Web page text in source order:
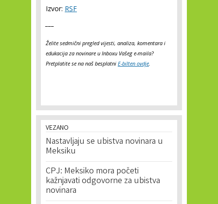
Izvor: RSF
Želite sedmični pregled vijesti, analiza, komentara i
edukacija za novinare u Inboxu Vašeg e-maila?
Pretplatite se na naš besplatni E-bilten ovdje.
VEZANO
Nastavljaju se ubistva novinara u
Meksiku
CPJ: Meksiko mora početi
kažnjavati odgovorne za ubistva
novinara